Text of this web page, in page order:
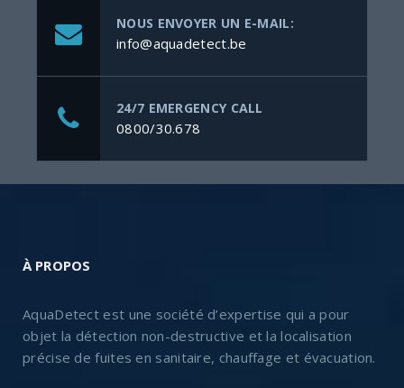
NOUS ENVOYER UN E-MAIL:
info@aquadetect.be
24/7 EMERGENCY CALL
0800/30.678
À PROPOS
AquaDetect est une société d’expertise qui a pour
objet la détection non-destructive et la localisation
précise de fuites en sanitaire, chauffage et évacuation.